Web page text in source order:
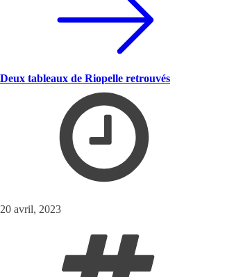
Deux tableaux de Riopelle retrouvés
20 avril, 2023